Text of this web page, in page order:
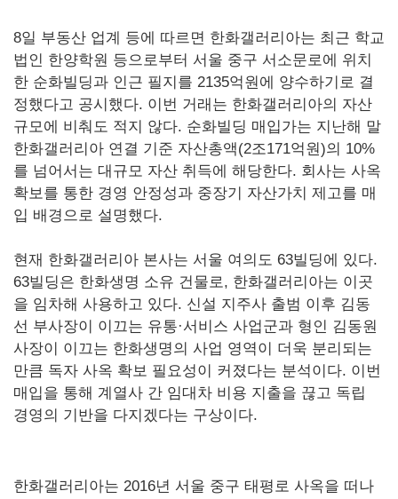
8일 부동산 업계 등에 따르면 한화갤러리아는 최근 학교
법인 한양학원 등으로부터 서울 중구 서소문로에 위치
한 순화빌딩과 인근 필지를 2135억원에 양수하기로 결
정했다고 공시했다. 이번 거래는 한화갤러리아의 자산
규모에 비춰도 적지 않다. 순화빌딩 매입가는 지난해 말
한화갤러리아 연결 기준 자산총액(2조171억원)의 10%
를 넘어서는 대규모 자산 취득에 해당한다. 회사는 사옥
확보를 통한 경영 안정성과 중장기 자산가치 제고를 매
입 배경으로 설명했다.
현재 한화갤러리아 본사는 서울 여의도 63빌딩에 있다.
63빌딩은 한화생명 소유 건물로, 한화갤러리아는 이곳
을 임차해 사용하고 있다. 신설 지주사 출범 이후 김동
선 부사장이 이끄는 유통·서비스 사업군과 형인 김동원
사장이 이끄는 한화생명의 사업 영역이 더욱 분리되는
만큼 독자 사옥 확보 필요성이 커졌다는 분석이다. 이번
매입을 통해 계열사 간 임대차 비용 지출을 끊고 독립
경영의 기반을 다지겠다는 구상이다.
한화갤러리아는 2016년 서울 중구 태평로 사옥을 떠나